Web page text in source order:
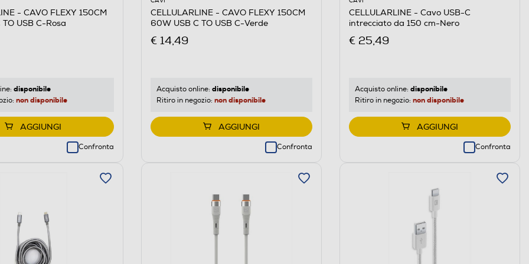
- CAVO FLEXY 150CM
USB C-Rosa
disponibile
non disponibile
AGGIUNGI
Confronta
CELLULARLINE - CAVO FLEXY 150CM
60W USB C TO USB C-Verde
€ 14,49
Acquisto online: disponibile
Ritiro in negozio: non disponibile
AGGIUNGI
Confronta
CELLULARLINE - Cavo USB-C
intrecciato da 150 cm-Nero
€ 25,49
Acquisto online: disponibile
Ritiro in negozio: non disponibile
AGGIUNGI
Confronta